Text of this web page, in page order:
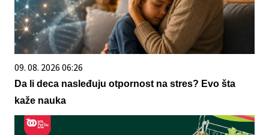
09. 08. 2026 06:26
Da li deca nasleđuju otpornost na stres? Evo šta
kaže nauka